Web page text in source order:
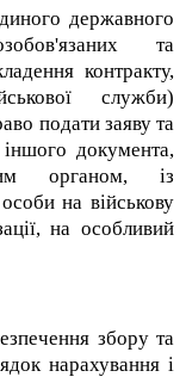
державного
та
контракту,
служби)
подати заяву та
документа,
органом, із
на військову
на особливий
збору та
нарахування і